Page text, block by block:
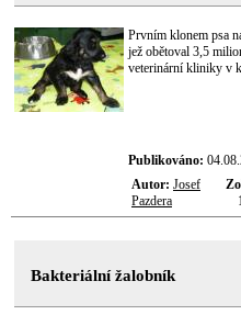
Prvním klonem psa
jež obětoval 3,5
veterinární kliniky v
Publikováno:
Autor: Josef
Pazdera
Bakteriální žalobník